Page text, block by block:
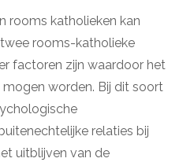
rooms katholieken kan
rooms-katholieke
factoren zijn waardoor het
worden. Bij dit soort
relaties bij
uitblijven van de